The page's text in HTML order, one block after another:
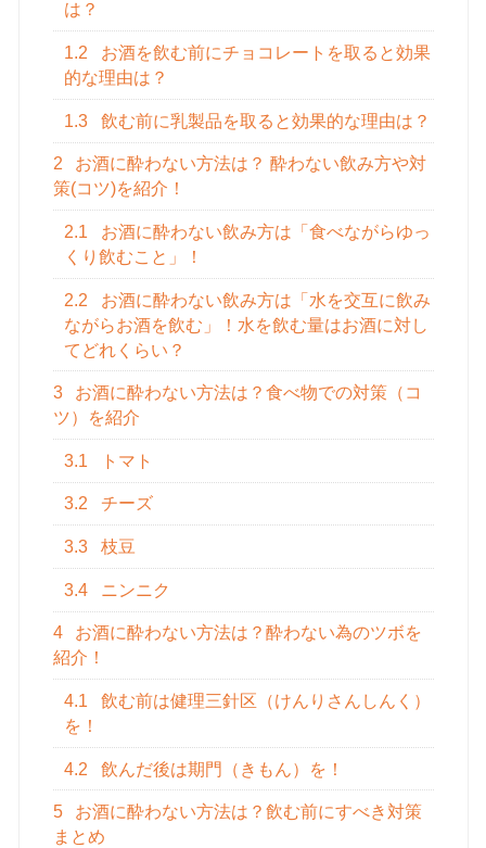
は？
1.2
お酒を飲む前にチョコレートを取ると効果
的な理由は？
1.3 飲む前に乳製品を取ると効果的な理由は？
2
お酒に酔わない方法は？ 酔わない飲み方や対
策(コツ)を紹介！
2.1
お酒に酔わない飲み方は「食べながらゆっ
くり飲むこと」！
2.2
お酒に酔わない飲み方は「水を交互に飲み
ながらお酒を飲む」！水を飲む量はお酒に対し
てどれくらい？
3
お酒に酔わない方法は？食べ物での対策（コ
ツ）を紹介
3.1 トマト
3.2 チーズ
3.3 枝豆
3.4 ニンニク
4
お酒に酔わない方法は？酔わない為のツボを
紹介！
4.1
飲む前は健理三針区（けんりさんしんく）
を！
4.2 飲んだ後は期門（きもん）を！
5
お酒に酔わない方法は？飲む前にすべき対策
まとめ